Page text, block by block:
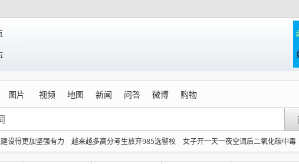
图片 视频 地图 新闻 问答 微博 购物
设得更加坚强有力 越来越多高分考生放弃985选警校
女子开一天一夜空调后二氧化碳中毒
外热词
世界杯不能卖 国际足联终于明白了
内娱第一人 戚薇开放形象AI授权